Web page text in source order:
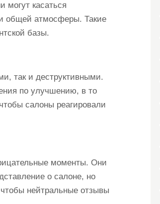
могут касаться
общей атмосферы. Такие
базы.
так и деструктивными.
по улучшению, в то
салоны реагировали
моменты. Они
о салоне, но
нейтральные отзывы